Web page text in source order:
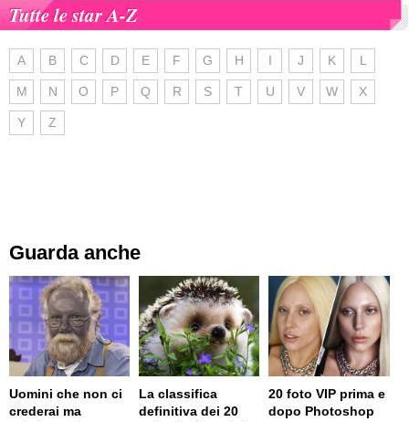
Tutte le star A-Z
A B C D E F G H I J K L
M N O P Q R S T U V W X
Y Z
Guarda anche
Uomini che non ci
crederai ma
La classifica
definitiva dei 20
20 foto VIP prima e
dopo Photoshop